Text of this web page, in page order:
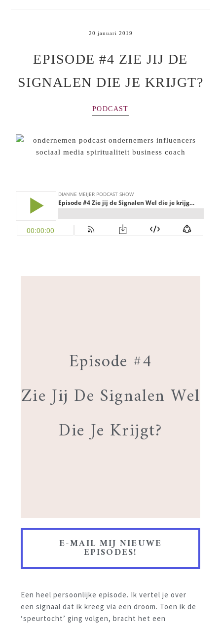
20 januari 2019
EPISODE #4 ZIE JIJ DE
SIGNALEN DIE JE KRIJGT?
PODCAST
Episode #4
Zie Jij De Signalen Wel
Die Je Krijgt?
E-MAIL MIJ NIEUWE
EPISODES!
Een heel persoonlijke episode. Ik vertel je over
een signaal dat ik kreeg via een droom. Toen ik de
‘speurtocht’ ging volgen, bracht het een